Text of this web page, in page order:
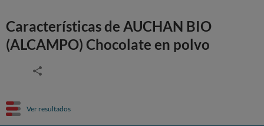
Características de AUCHAN BIO
(ALCAMPO) Chocolate en polvo
Ver resultados